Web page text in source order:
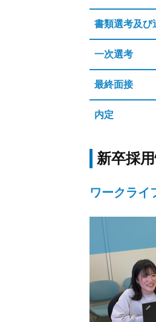
書類選考及び
一次選考
最終面接
内定
新卒採
ワークライ